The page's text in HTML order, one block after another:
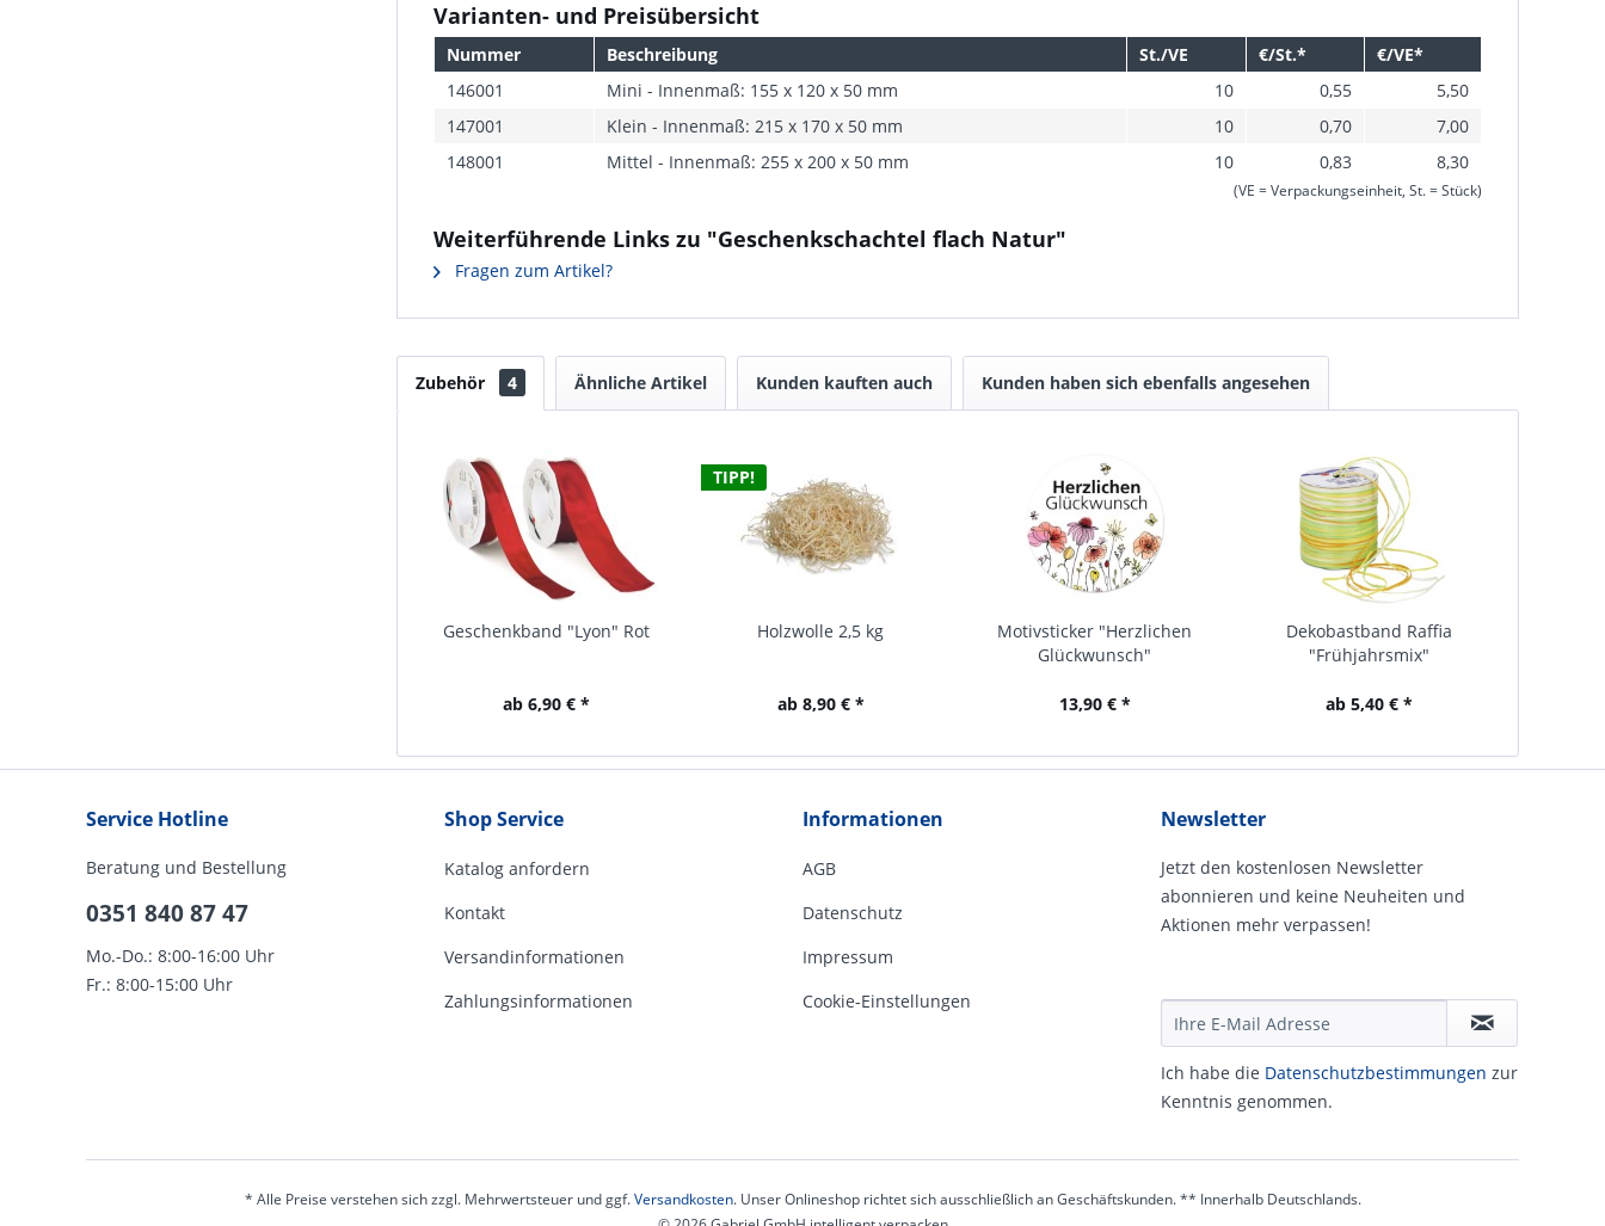
Varianten- und Preisübersicht
Nummer Beschreibung St./VE €/St.*
€/VE*
146001
Mini - Innenmaß: 155 x 120 x 50 mm 10 0,55
5,50
147001
Klein - Innenmaß: 215 x 170 x 50 mm 10 0,70
7,00
148001
Mittel - Innenmaß: 255 x 200 x 50 mm 10 0,83 8,30
(VE = Verpackungseinheit, St. = Stück)
Weiterführende Links zu "Geschenkschachtel flach Natur"
Fragen zum Artikel?
Zubehör 4 Ähnliche Artikel Kunden kauften auch Kunden haben sich ebenfalls angesehen
Geschenkband "Lyon" Rot
ab 6,90 € *
TIPP!
Holzwolle 2,5 kg
ab 8,90 € *
Motivsticker "Herzlichen
Glückwunsch"
13,90 € *
Dekobastband Raffia
"Frühjahrsmix"
ab 5,40 € *
Service Hotline
Beratung und Bestellung
0351 840 87 47
Mo.-Do.: 8:00-16:00 Uhr
Fr.: 8:00-15:00 Uhr
Shop Service
Katalog anfordern
Kontakt
Versandinformationen
Zahlungsinformationen
Informationen
AGB
Datenschutz
Impressum
Cookie-Einstellungen
Newsletter
Jetzt den kostenlosen Newsletter
abonnieren und keine Neuheiten und
Aktionen mehr verpassen!
Ich habe die Daten­schutz­be­stim­mungen zur
Kennt­nis genommen.
* Alle Preise verstehen sich zzgl. Mehrwertsteuer und ggf.Versandkosten. Unser Onlineshop richtet sich ausschließlich an Geschäftskunden. ** Innerhalb Deutschlands.